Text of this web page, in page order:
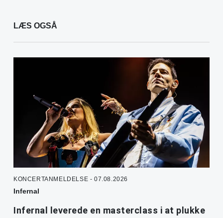
LÆS OGSÅ
KONCERTANMELDELSE - 07.08.2026
Infernal
Infernal leverede en masterclass i at plukke